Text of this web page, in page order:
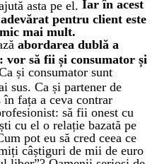
asta pe el.
Iar în acest
pentru client este
mai mult.
abordarea dublă a
să fii și consumator și
și consumator sunt
sus. Ca și partener de
fața a ceva contrar
să fii onest cu
cu el o relație bazată pe
pot eu să cred ceea ce
câștiguri de mii de euro